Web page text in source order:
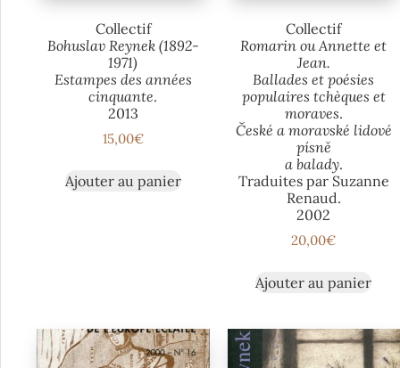
Collectif
Bohuslav Reynek (1892-
1971)
Estampes des années
cinquante.
2013
15,00€
Ajouter au panier
Collectif
Romarin ou Annette et
Jean.
Ballades et poésies
populaires tchèques et
moraves.
České a moravské lidové
písně
a balady.
Traduites par Suzanne
Renaud.
2002
20,00€
Ajouter au panier